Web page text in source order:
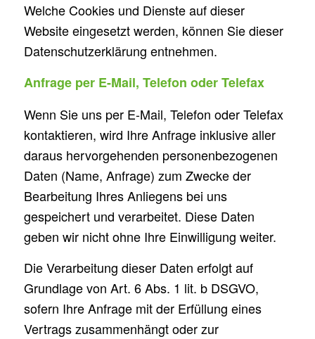
Welche Cookies und Dienste auf dieser
Website eingesetzt werden, können Sie dieser
Datenschutzerklärung entnehmen.
Anfrage per E-Mail, Telefon oder Telefax
Wenn Sie uns per E-Mail, Telefon oder Telefax
kontaktieren, wird Ihre Anfrage inklusive aller
daraus hervorgehenden personenbezogenen
Daten (Name, Anfrage) zum Zwecke der
Bearbeitung Ihres Anliegens bei uns
gespeichert und verarbeitet. Diese Daten
geben wir nicht ohne Ihre Einwilligung weiter.
Die Verarbeitung dieser Daten erfolgt auf
Grundlage von Art. 6 Abs. 1 lit. b DSGVO,
sofern Ihre Anfrage mit der Erfüllung eines
Vertrags zusammenhängt oder zur